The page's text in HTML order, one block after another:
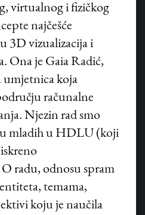
virtualnog i fizičkog
najčešće
3D vizualizacija i
Ona je Gaia Radić,
umjetnica koja
računalne
Njezin rad smo
mladih u HDLU (koji
radu, odnosu spram
temama,
koju je naučila